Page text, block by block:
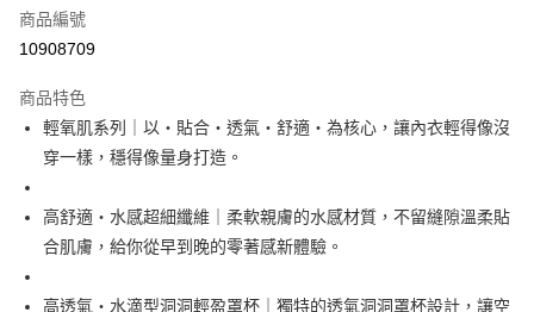
信用卡分期付款
合作金庫商業銀行
華南商業銀行
彰化商業銀行
上海商業儲蓄銀行
臺灣中小企業銀行
台中商業銀行
匯豐（台灣）商業銀行
華泰商業銀行
聯邦商業銀行
遠東國際商業銀行
6 期 0 利率 每期
華南商業銀行
國泰世華商業銀行
兆豐國際商業銀行
臺灣中小企業銀行
台中商業銀行
聯邦商業銀行
遠東國際商業銀行
12 期 0 利率 每期NT$81 21家銀行
上海商業儲蓄銀行
台北富邦商業銀行
國泰世華商業銀行
兆豐國際商業銀行
匯豐（台灣）商業銀行
華泰商業銀行
合作金庫商業銀行
第一商業銀行
華南商業銀行
彰化商業銀行
超商取貨付款
商品編號
10908709
商品特色
輕氧肌系列｜以・貼合・透氣・舒適・為核心，讓內衣輕得像沒
穿一樣，穩得像量身打造。
高舒適・水感超細纖維｜柔軟親膚的水感材質，不留縫隙溫柔貼
合肌膚，給你從早到晚的零著感新體驗。
高透氣・水滴型洞洞輕盈罩杯｜獨特的透氣洞洞罩杯設計，讓空